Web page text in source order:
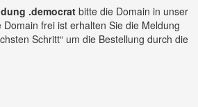
.democratbitte die Domain in unser
frei ist erhalten Sie die Meldung
Schritt“ um die Bestellung durch die